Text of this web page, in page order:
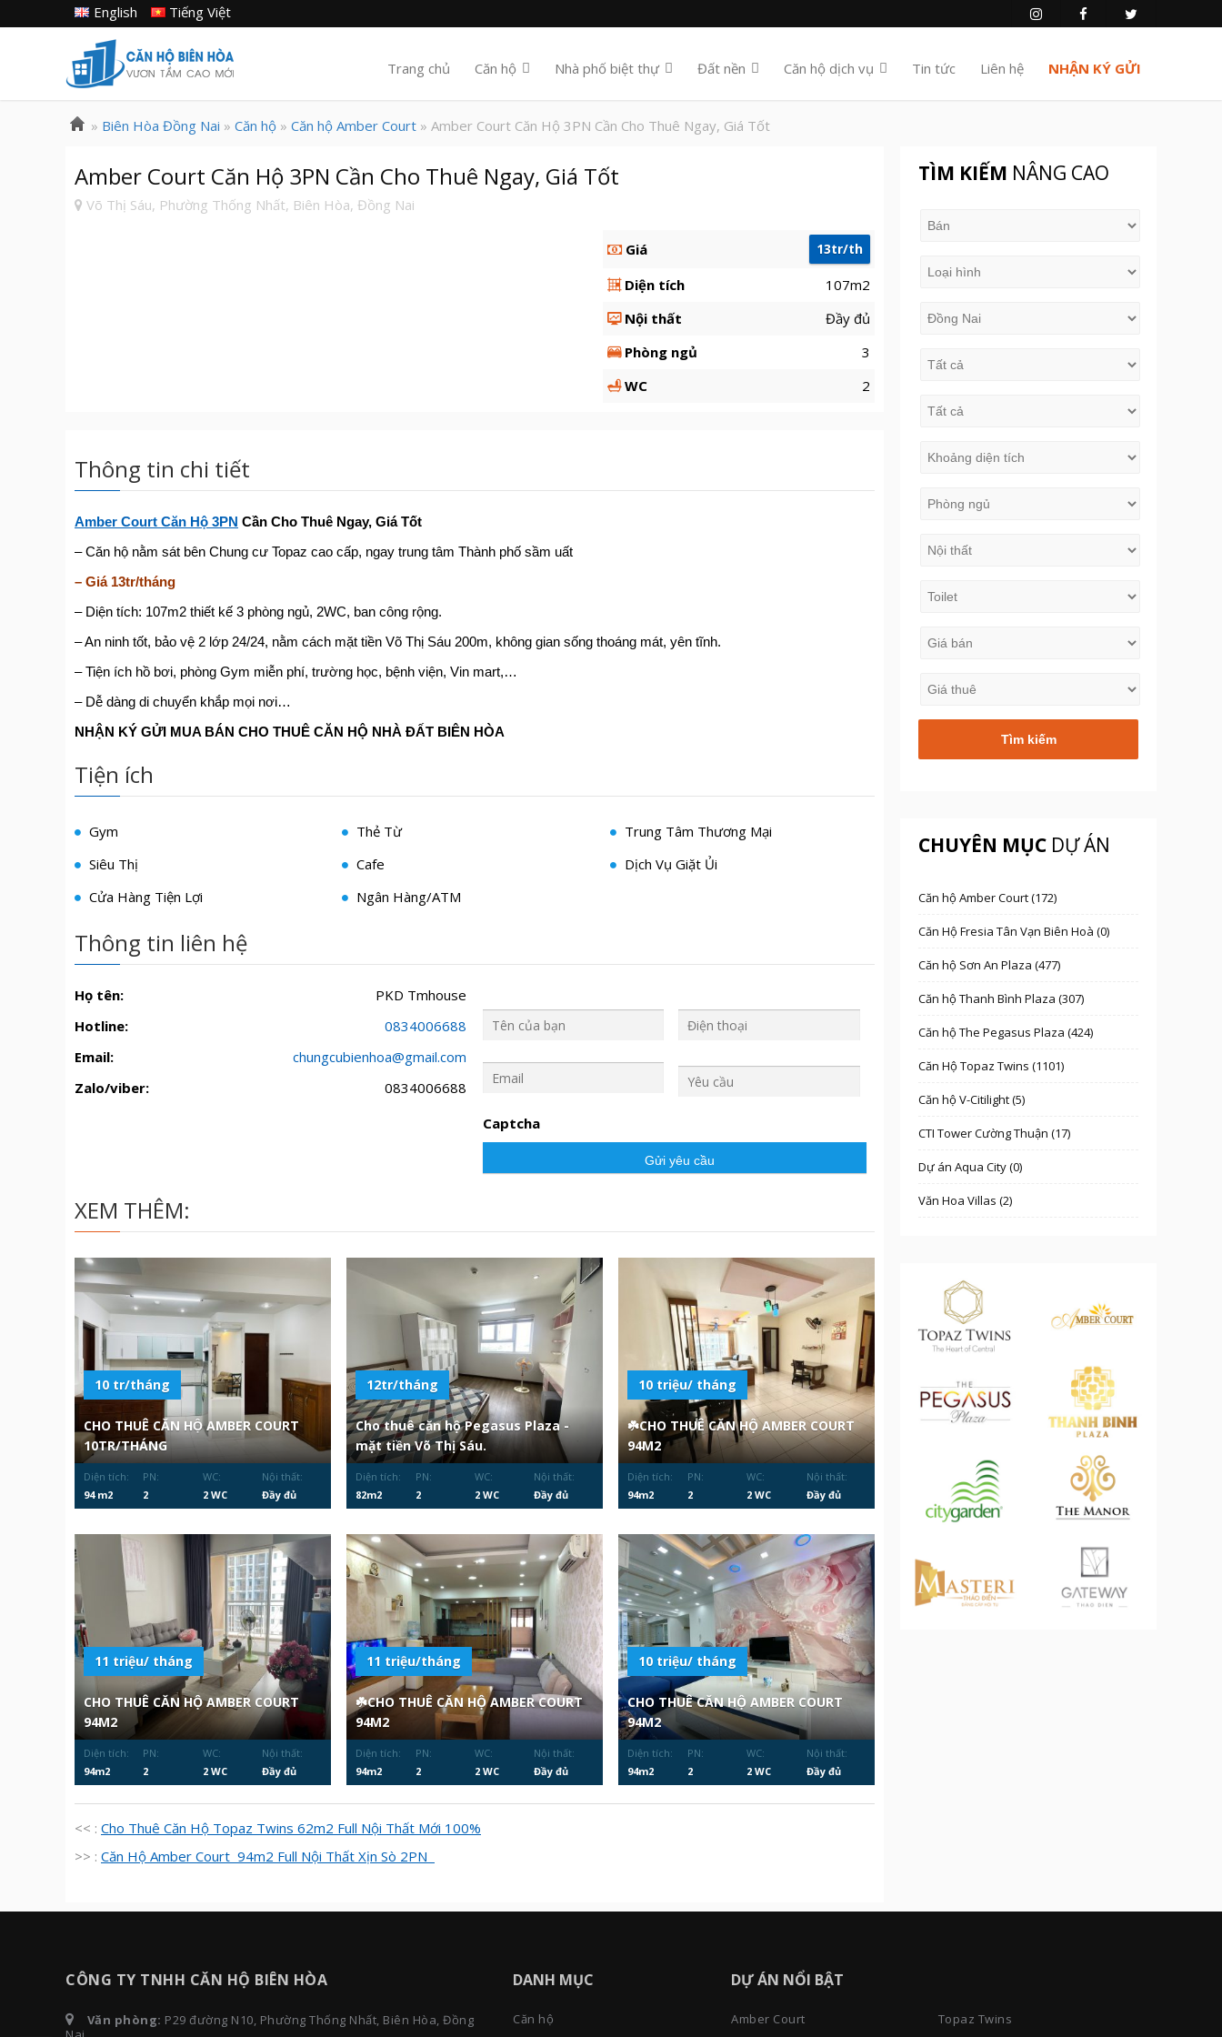
Tiếng Việt
English
Trang chủ Căn hộ Nhà phố biệt thự Đất nền Căn hộ dịch vụ Tin tức Liên hệ NHẬN KÝ GỬI
» Biên Hòa Đồng Nai » Căn hộ » Căn hộ Amber Court » Amber Court Căn Hộ 3PN Cần Cho Thuê Ngay, Giá Tốt
Amber Court Căn Hộ 3PN Cần Cho Thuê Ngay, Giá Tốt
Võ Thị Sáu, Phường Thống Nhất, Biên Hòa, Đồng Nai
Giá 13tr/th
Diện tích
107m2
Nội thất
Đầy đủ
Phòng ngủ
3
WC
2
Thông tin chi tiết
Amber Court Căn Hộ 3PN Cần Cho Thuê Ngay, Giá Tốt
– Căn hộ nằm sát bên Chung cư Topaz cao cấp, ngay trung tâm Thành phố sầm uất
– Giá 13tr/tháng
– Diện tích: 107m2 thiết kế 3 phòng ngủ, 2WC, ban công rộng.
– An ninh tốt, bảo vệ 2 lớp 24/24, nằm cách mặt tiền Võ Thị Sáu 200m, không gian sống thoáng mát, yên tĩnh.
– Tiện ích hồ bơi, phòng Gym miễn phí, trường học, bệnh viện, Vin mart,…
– Dễ dàng di chuyển khắp mọi nơi…
NHẬN KÝ GỬI MUA BÁN CHO THUÊ CĂN HỘ NHÀ ĐẤT BIÊN HÒA
Tiện ích
Gym Thẻ Từ
Trung Tâm Thương Mại
Siêu Thị
Cafe
Dịch Vụ Giặt Ủi
Cửa Hàng Tiện Lợi
Ngân Hàng/ATM
Thông tin liên hệ
Họ tên:
PKD Tmhouse
Hotline:
0834006688
Email:
chungcubienhoa@gmail.com
Zalo/viber:
0834006688
Y
Captcha
XEM THÊM:
10 tr/tháng
CHO THUÊ CĂN HỘ AMBER COURT
10TR/THÁNG
Diện tích:
94 m2
PN:
2
WC:
2 WC
Nội thất:
Đầy đủ
12tr/tháng
Cho thuê căn hộ Pegasus Plaza -
mặt tiền Võ Thị Sáu.
Diện tích:
82m2
PN:
2
WC:
2 WC
Nội thất:
Đầy đủ
10 triệu/ tháng
☘️CHO THUÊ CĂN HỘ AMBER COURT
94M2
Diện tích:
94m2
PN:
2
WC:
2 WC
Nội thất:
Đầy đủ
11 triệu/ tháng
CHO THUÊ CĂN HỘ AMBER COURT
94M2
Diện tích:
94m2
PN:
2
WC:
2 WC
Nội thất:
Đầy đủ
11 triệu/tháng
☘️CHO THUÊ CĂN HỘ AMBER COURT
94M2
Diện tích:
94m2
PN:
2
WC:
2 WC
Nội thất:
Đầy đủ
10 triệu/ tháng
CHO THUÊ CĂN HỘ AMBER COURT
94M2
Diện tích:
94m2
PN:
2
WC:
2 WC
Nội thất:
Đầy đủ
<< : Cho Thuê Căn Hộ Topaz Twins 62m2 Full Nội Thất Mới 100%
>> : Căn Hộ Amber Court 94m2 Full Nội Thất Xịn Sò 2PN
TÌM KIẾM NÂNG CAO
CHUYÊN MỤC DỰ ÁN
Căn hộ Amber Court (172)
Căn Hộ Fresia Tân Vạn Biên Hoà (0)
Căn hộ Sơn An Plaza (477)
Căn hộ Thanh Bình Plaza (307)
Căn hộ The Pegasus Plaza (424)
Căn Hộ Topaz Twins (1101)
Căn hộ V-Citilight (5)
CTI Tower Cường Thuận (17)
Dự án Aqua City (0)
Văn Hoa Villas (2)
CÔNG TY TNHH CĂN HỘ BIÊN HÒA
Văn phòng: P29 đường N10, Phường Thống Nhất, Biên Hòa, Đồng
DANH MỤC
Căn hộ
DỰ ÁN NỔI BẬT
Amber Court Topaz Twins